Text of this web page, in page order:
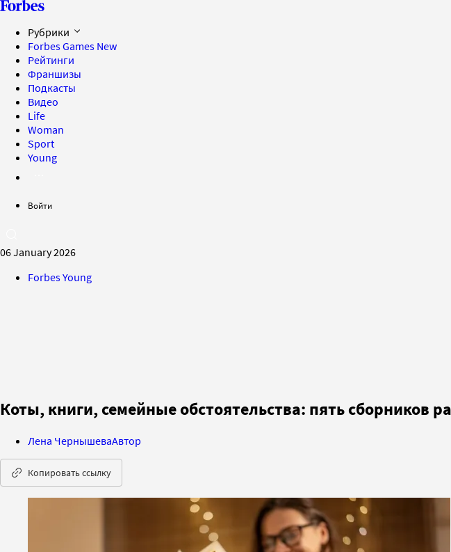
Рубрики
Forbes Games New
Рейтинги
Франшизы
Подкасты
Видео
Life
Woman
Sport
Young
Войти
06 January 2026
Forbes Young
Коты, книги, семейные обстоятельства: пять сборников
Лена ЧернышеваАвтор
Копировать ссылку